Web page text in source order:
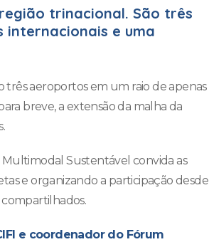
trinacional. São três
internacionais e uma
três aeroportos em um raio de apenas
breve, a extensão da malha da
Sustentável convida as
e organizando a participação desde
e coordenador do Fórum